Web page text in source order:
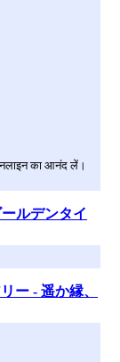
का आनंद लें।
ルデンタイ
ー - 遥か縁、